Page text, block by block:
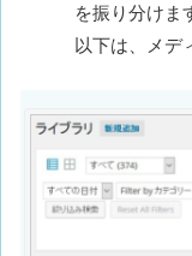
を振り分けま
以下は、メデ